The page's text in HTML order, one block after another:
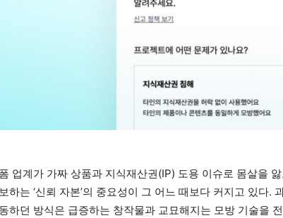
업계가 가짜 상품과 지식재산권(IP) 도용 이슈로 몸살을
하는 ‘신뢰 자본’의 중요성이 그 어느 때보다 커지고 있다.
하던 방식은 급증하는 창작물과 교묘해지는 모방 기술을